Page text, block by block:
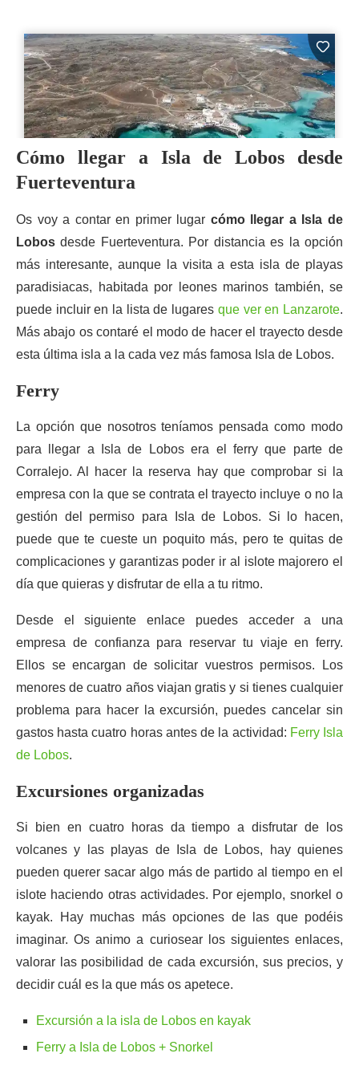
Cómo llegar a Isla de Lobos desde
Fuerteventura
Os voy a contar en primer lugar cómo llegar a Isla de
Lobos desde Fuerteventura. Por distancia es la opción
más interesante, aunque la visita a esta isla de playas
paradisiacas, habitada por leones marinos también, se
puede incluir en la lista de lugares que ver en Lanzarote.
Más abajo os contaré el modo de hacer el trayecto desde
esta última isla a la cada vez más famosa Isla de Lobos.
Ferry
La opción que nosotros teníamos pensada como modo
para llegar a Isla de Lobos era el ferry que parte de
Corralejo. Al hacer la reserva hay que comprobar si la
empresa con la que se contrata el trayecto incluye o no la
gestión del permiso para Isla de Lobos. Si lo hacen,
puede que te cueste un poquito más, pero te quitas de
complicaciones y garantizas poder ir al islote majorero el
día que quieras y disfrutar de ella a tu ritmo.
Desde el siguiente enlace puedes acceder a una
empresa de confianza para reservar tu viaje en ferry.
Ellos se encargan de solicitar vuestros permisos. Los
menores de cuatro años viajan gratis y si tienes cualquier
problema para hacer la excursión, puedes cancelar sin
gastos hasta cuatro horas antes de la actividad: Ferry Isla
de Lobos.
Excursiones organizadas
Si bien en cuatro horas da tiempo a disfrutar de los
volcanes y las playas de Isla de Lobos, hay quienes
pueden querer sacar algo más de partido al tiempo en el
islote haciendo otras actividades. Por ejemplo, snorkel o
kayak. Hay muchas más opciones de las que podéis
imaginar. Os animo a curiosear los siguientes enlaces,
valorar las posibilidad de cada excursión, sus precios, y
decidir cuál es la que más os apetece.
Excursión a la isla de Lobos en kayak
Ferry a Isla de Lobos + Snorkel